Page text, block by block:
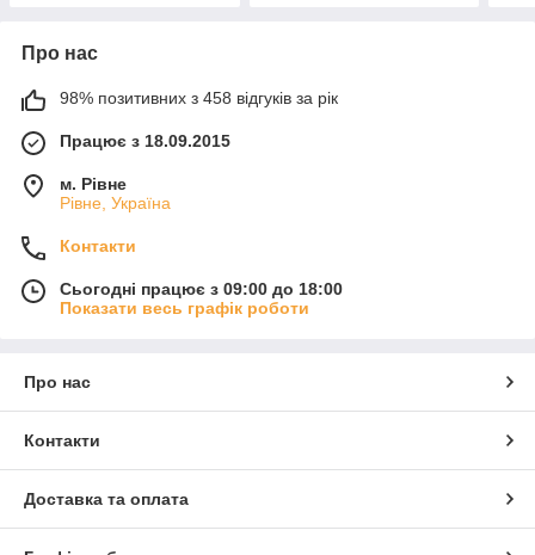
Про нас
98% позитивних з 458 відгуків за рік
Працює з 18.09.2015
м. Рівне
Рівне, Україна
Контакти
Сьогодні працює з 09:00 до 18:00
Показати весь графік роботи
Про нас
Контакти
Доставка та оплата